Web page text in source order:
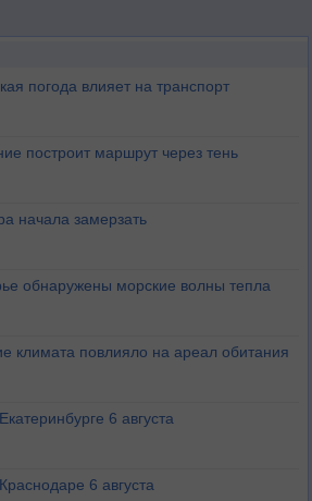
погода влияет на транспорт
построит маршрут через тень
начала замерзать
обнаружены морские волны тепла
климата повлияло на ареал обитания
6 августа
6 августа